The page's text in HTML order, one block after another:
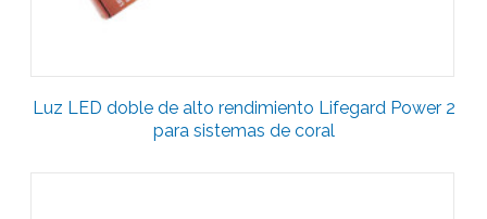
Luz LED doble de alto rendimiento Lifegard Power 2
para sistemas de coral